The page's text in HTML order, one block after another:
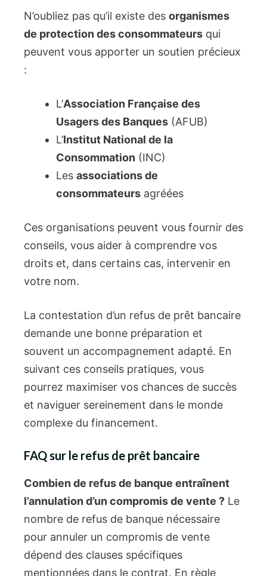
N’oubliez pas qu’il existe des organismes
de protection des consommateurs qui
peuvent vous apporter un soutien précieux
:
L’Association Française des
Usagers des Banques (AFUB)
L’Institut National de la
Consommation (INC)
Les associations de
consommateurs agréées
Ces organisations peuvent vous fournir des
conseils, vous aider à comprendre vos
droits et, dans certains cas, intervenir en
votre nom.
La contestation d’un refus de prêt bancaire
demande une bonne préparation et
souvent un accompagnement adapté. En
suivant ces conseils pratiques, vous
pourrez maximiser vos chances de succès
et naviguer sereinement dans le monde
complexe du financement.
FAQ sur le refus de prêt bancaire
Combien de refus de banque entraînent
l’annulation d’un compromis de vente ? Le
nombre de refus de banque nécessaire
pour annuler un compromis de vente
dépend des clauses spécifiques
mentionnées dans le contrat. En règle